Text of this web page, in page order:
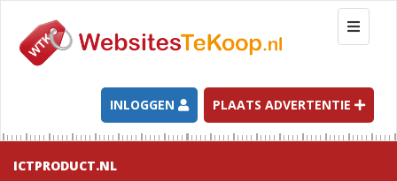
T
o
g
l
e
n
INLOGGEN PLAATS ADVERTENTIE
ICTPRODUCT.NL